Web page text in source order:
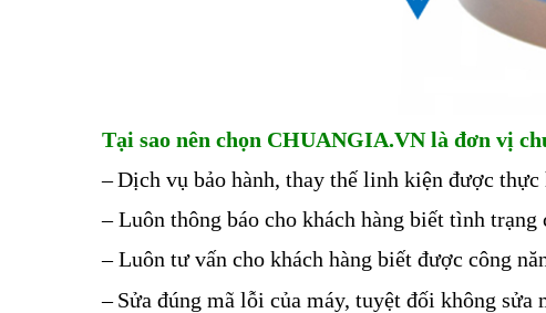
Tại sao nên chọn CHUANGIA.VN là đơn vị
–Dịch vụ bảo hành, thay thế linh kiện được
– Luôn thông báo cho khách hàng biết tình
– Luôn tư vấn cho khách hàng biết được công
– Sửa đúng mã lỗi của máy, tuyệt đối không sửa